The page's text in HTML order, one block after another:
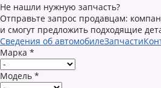
Не нашли нужную запчасть?
Отправьте запрос продавцам:
и смогут предложить подходящие
Сведения об автомобилеЗапчасти
Марка *
Модель *